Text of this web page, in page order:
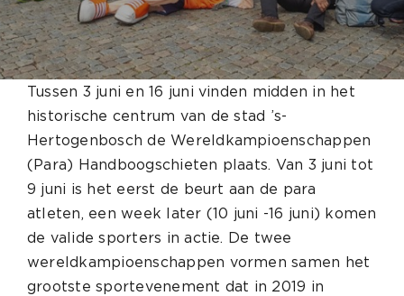
Tussen 3 juni en 16 juni vinden midden in het
historische centrum van de stad ’s-
Hertogenbosch de Wereldkampioenschappen
(Para) Handboogschieten plaats. Van 3 juni tot
9 juni is het eerst de beurt aan de para
atleten, een week later (10 juni -16 juni) komen
de valide sporters in actie. De twee
wereldkampioenschappen vormen samen het
grootste sportevenement dat in 2019 in